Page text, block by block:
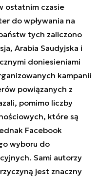
ostatnim czasie
do wpływania na
tych zaliczono
Arabia Saudyjska i
doniesieniami
kampanii
powiązanych z
pomimo liczby
które są
Facebook
wyboru do
Sami autorzy
jest znaczny